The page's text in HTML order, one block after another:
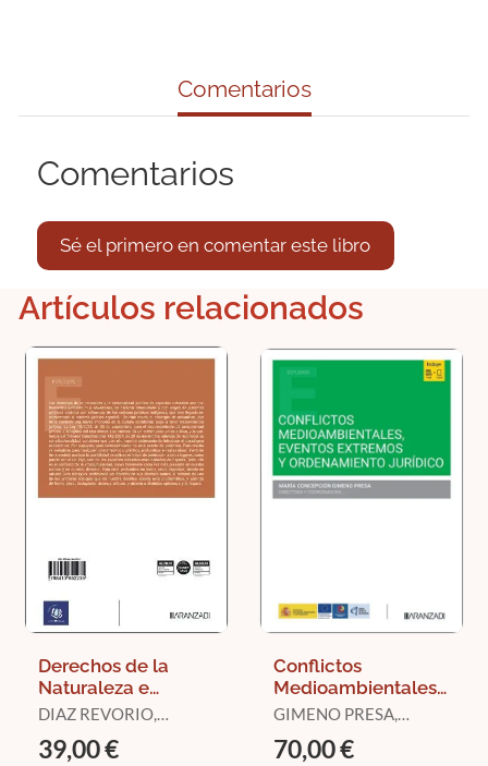
Comentarios
Comentarios
Sé el primero en comentar este libro
Artículos relacionados
Derechos de la
Naturaleza e
Interculturalidad:
Río Tajo
DIAZ REVORIO,
REBATO PEÑO, MARÍA
39,00 €
Conflictos
Medioambientales,
Eventos Extremos y
Jurídico
GIMENO PRESA,
70,00 €